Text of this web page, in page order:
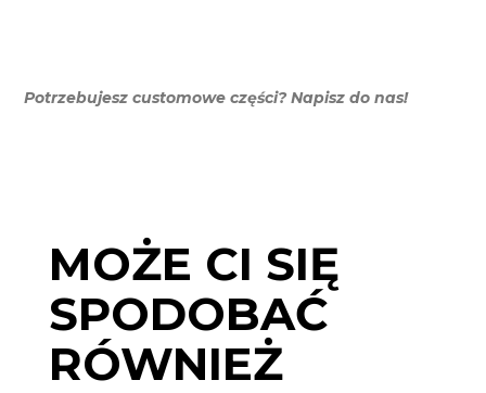
Potrzebujesz customowe części? Napisz do nas!
MOŻE CI SIĘ
SPODOBAĆ
RÓWNIEŻ